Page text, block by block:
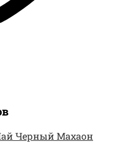
Черный Махаон